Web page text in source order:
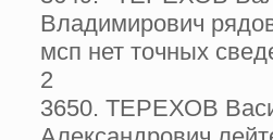
Владимирович
мсп нет точных
2
3650. ТЕРЕХОВ